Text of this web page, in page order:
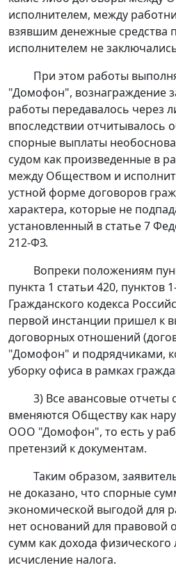
исполнителем, между
взявшим денежные средства
исполнителем не
При этом работы
"Домофон", вознаграждение
работы передавалось через
впоследствии отчитывалось
спорные выплаты
судом как произведенные в
между Обществом и
устной форме договоров
характера, которые не
установленный в статье 7
212-ФЗ.
Вопреки положениям
пункта 1 статьи 420, пунктов
Гражданского кодекса
первой инстанции пришел к
договорных отношений
"Домофон" и подрядчиками,
уборку офиса в рамках
3) Все авансовые отчеты
вменяются Обществу как
ООО "Домофон", то есть у
претензий к документам.
Таким образом,
не доказано, что спорные
экономической выгодой для
нет оснований для правовой
сумм как дохода
исчисление налога.